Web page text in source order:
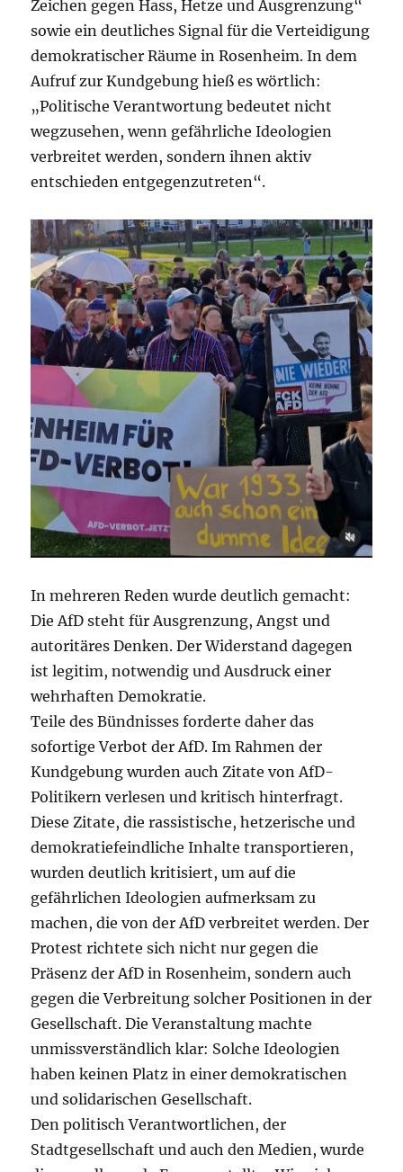
Zeichen gegen Hass, Hetze und Ausgrenzung“
sowie ein deutliches Signal für die Verteidigung
demokratischer Räume in Rosenheim. In dem
Aufruf zur Kundgebung hieß es wörtlich:
„Politische Verantwortung bedeutet nicht
wegzusehen, wenn gefährliche Ideologien
verbreitet werden, sondern ihnen aktiv
entschieden entgegenzutreten“.
In mehreren Reden wurde deutlich gemacht:
Die AfD steht für Ausgrenzung, Angst und
autoritäres Denken. Der Widerstand dagegen
ist legitim, notwendig und Ausdruck einer
wehrhaften Demokratie.
Teile des Bündnisses forderte daher das
sofortige Verbot der AfD. Im Rahmen der
Kundgebung wurden auch Zitate von AfD-
Politikern verlesen und kritisch hinterfragt.
Diese Zitate, die rassistische, hetzerische und
demokratiefeindliche Inhalte transportieren,
wurden deutlich kritisiert, um auf die
gefährlichen Ideologien aufmerksam zu
machen, die von der AfD verbreitet werden. Der
Protest richtete sich nicht nur gegen die
Präsenz der AfD in Rosenheim, sondern auch
gegen die Verbreitung solcher Positionen in der
Gesellschaft. Die Veranstaltung machte
unmissverständlich klar: Solche Ideologien
haben keinen Platz in einer demokratischen
und solidarischen Gesellschaft.
Den politisch Verantwortlichen, der
Stadtgesellschaft und auch den Medien, wurde